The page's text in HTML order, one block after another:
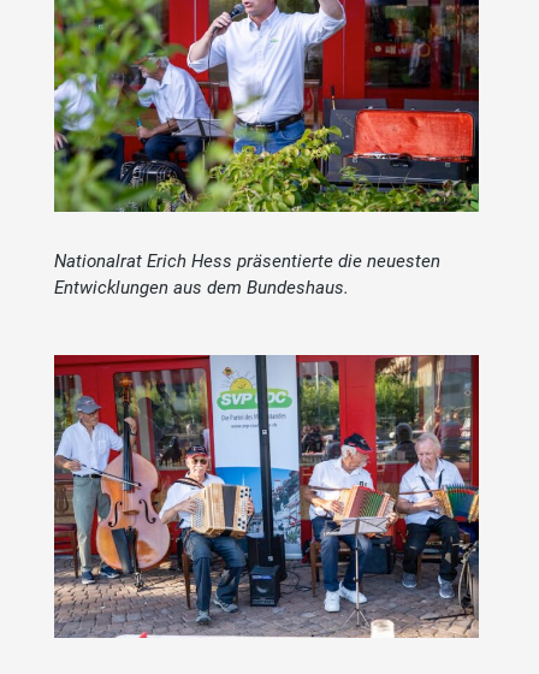
Nationalrat Erich Hess präsentierte die neuesten
Entwicklungen aus dem Bundeshaus.